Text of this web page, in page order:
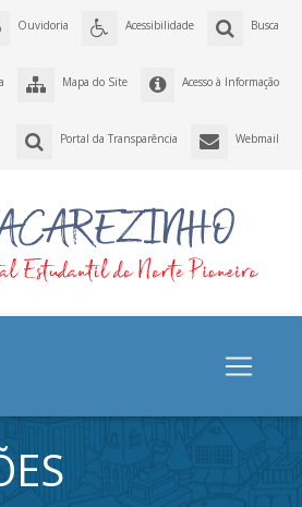
Busca
Acessibilidade
Ouvidoria
Acesso à Informação
Mapa do Site
Webmail
Portal da Transparência